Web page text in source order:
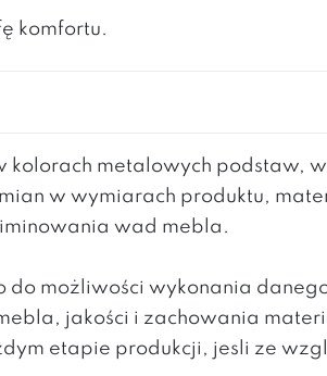
komfortu.
metalowych podstaw,
w wymiarach produktu,
wad mebla.
możliwości wykonania
jakości i zachowania
etapie produkcji, jesli ze